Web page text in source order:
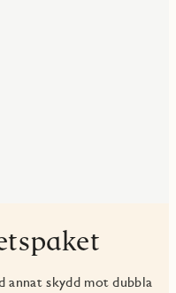
annat skydd mot dubbla